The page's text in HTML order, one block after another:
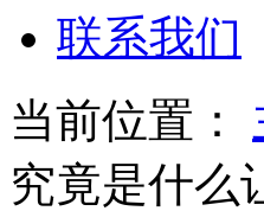
联系我们
当前位置：
究竟是什么